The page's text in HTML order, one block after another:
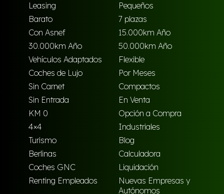
Leasing
Pequeños
Barato
7 plazas
Con Asnef
15.000km Año
30.000km Año
50.000km Año
Vehículos Adaptados
Flexible
Coches de Lujo
Por Meses
Sin Carnet
Compactos
Sin Entrada
En Venta
KM 0
Opción a Compra
4×4
Industriales
Turismo
Blog
Berlinas
Calculadora
Coches GNC
Liquidación
Renting Empleados
Nuevas Empresas y
Autónomos